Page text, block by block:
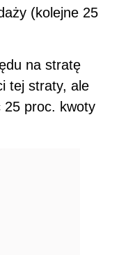
(kolejne 25
na stratę
tej straty, ale
25 proc. kwoty